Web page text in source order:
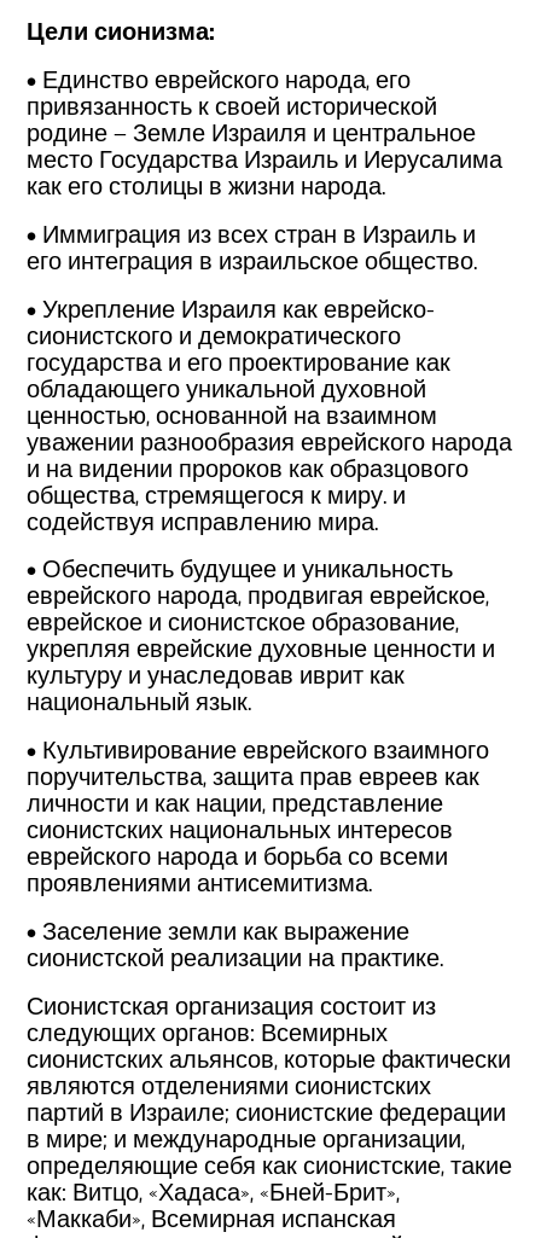
Цели сионизма:
• Единство еврейского народа, его
привязанность к своей исторической
родине – Земле Израиля и центральное
место Государства Израиль и Иерусалима
как его столицы в жизни народа.
• Иммиграция из всех стран в Израиль и
его интеграция в израильское общество.
• Укрепление Израиля как еврейско-
сионистского и демократического
государства и его проектирование как
обладающего уникальной духовной
ценностью, основанной на взаимном
уважении разнообразия еврейского народа
и на видении пророков как образцового
общества, стремящегося к миру. и
содействуя исправлению мира.
• Обеспечить будущее и уникальность
еврейского народа, продвигая еврейское,
еврейское и сионистское образование,
укрепляя еврейские духовные ценности и
культуру и унаследовав иврит как
национальный язык.
• Культивирование еврейского взаимного
поручительства, защита прав евреев как
личности и как нации, представление
сионистских национальных интересов
еврейского народа и борьба со всеми
проявлениями антисемитизма.
• Заселение земли как выражение
сионистской реализации на практике.
Сионистская организация состоит из
следующих органов: Всемирных
сионистских альянсов, которые фактически
являются отделениями сионистских
партий в Израиле; сионистские федерации
в мире; и международные организации,
определяющие себя как сионистские, такие
как: Витцо, «Хадаса», «Бней-Брит»,
«Маккаби», Всемирная испанская